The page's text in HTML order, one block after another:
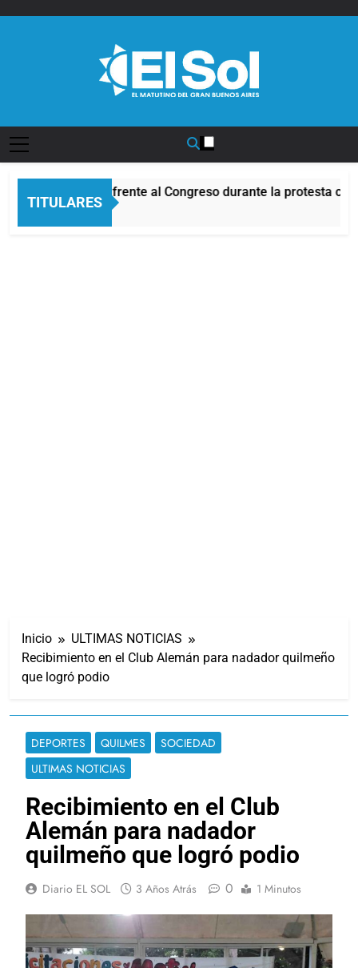
TITULARES
Incidentes frente al Congreso durante la protesta
9 Horas Atrás
Inicio
ULTIMAS NOTICIAS
Recibimiento en el Club Alemán para nadador quilmeño
que logró podio
DEPORTES QUILMES
SOCIEDAD
ULTIMAS NOTICIAS
Recibimiento en el Club
Alemán para nadador
quilmeño que logró podio
Diario EL SOL 3 Años Atrás 0 1 Minutos